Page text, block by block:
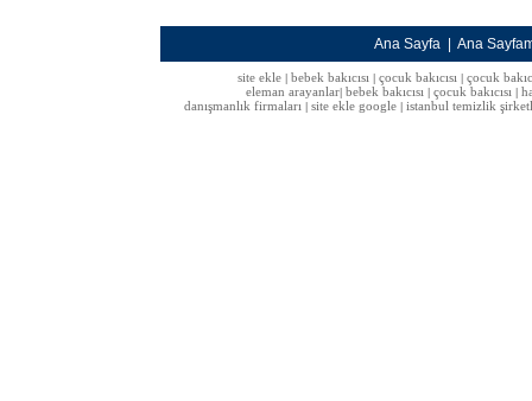
Ana Sayfa Ana
site ekle| bebek bakıcısı| çocuk bakıcısı| çocuk
eleman arayanlar bebek bakıcısı çocuk bakıcısı
danışmanlık firmaları
site ekle google istanbul temizlik